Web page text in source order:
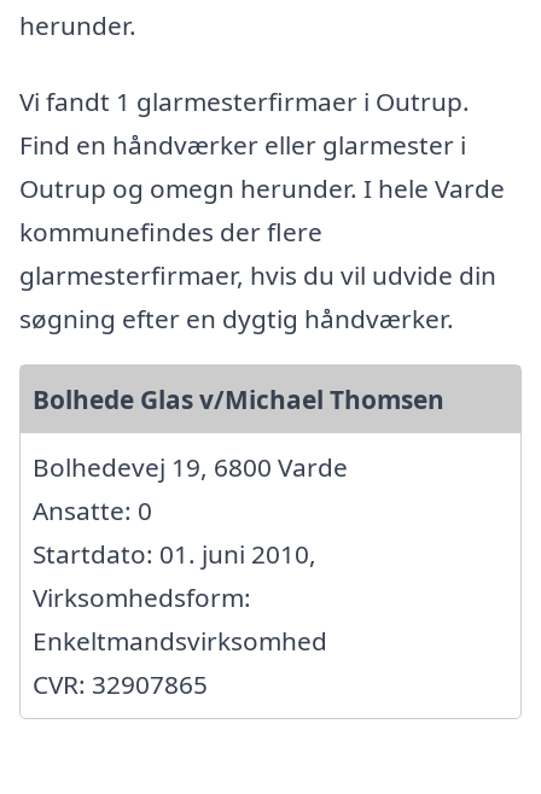
herunder.
Vi fandt 1 glarmesterfirmaer i Outrup.
Find en håndværker eller glarmester i
Outrup og omegn herunder. I hele Varde
kommunefindes der flere
glarmesterfirmaer, hvis du vil udvide din
søgning efter en dygtig håndværker.
Bolhede Glas v/Michael Thomsen
Bolhedevej 19, 6800 Varde
Ansatte: 0
Startdato: 01. juni 2010,
Virksomhedsform:
Enkeltmandsvirksomhed
CVR: 32907865